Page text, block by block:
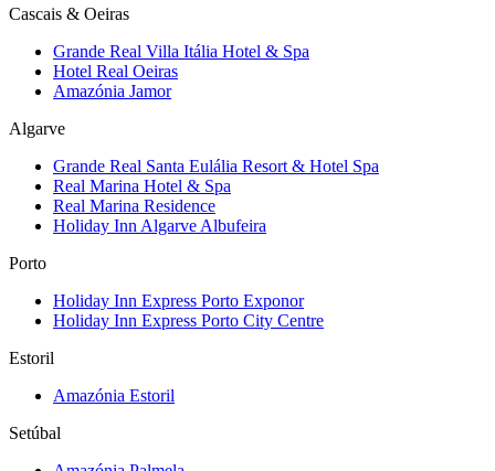
Cascais & Oeiras
Grande Real Villa Itália Hotel & Spa
Hotel Real Oeiras
Amazónia Jamor
Algarve
Grande Real Santa Eulália Resort & Hotel Spa
Real Marina Hotel & Spa
Real Marina Residence
Holiday Inn Algarve Albufeira
Porto
Holiday Inn Express Porto Exponor
Holiday Inn Express Porto City Centre
Estoril
Amazónia Estoril
Setúbal